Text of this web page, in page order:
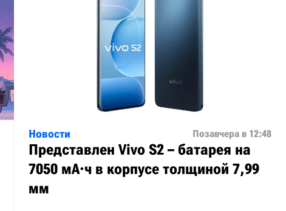
Новости Позавчера в 12:48
Представлен Vivo S2 – батарея на
7050 мА·ч в корпусе толщиной 7,99
мм